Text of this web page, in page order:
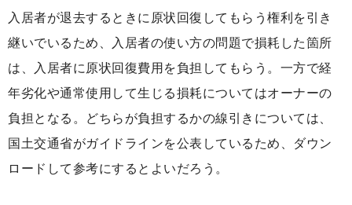
入居者が退去するときに原状回復してもらう権利を引き
継いでいるため、入居者の使い方の問題で損耗した箇所
は、入居者に原状回復費用を負担してもらう。一方で経
年劣化や通常使用して生じる損耗についてはオーナーの
負担となる。どちらが負担するかの線引きについては、
国土交通省がガイドラインを公表しているため、ダウン
ロードして参考にするとよいだろう。